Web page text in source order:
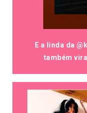
E a linda da
também